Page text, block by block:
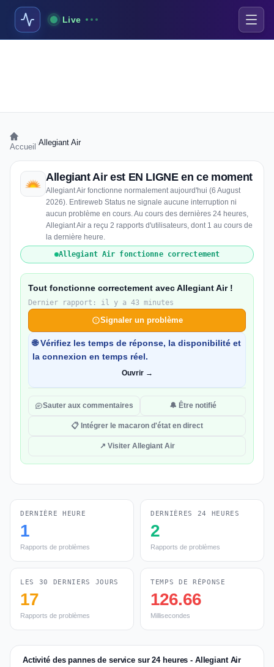
Live
Accueil Allegiant Air
Allegiant Air est EN LIGNE en ce moment
Allegiant Air fonctionne normalement aujourd'hui (6 August
2026). Entireweb Status ne signale aucune interruption ni
aucun problème en cours. Au cours des dernières 24 heures,
Allegiant Air a reçu 2 rapports d'utilisateurs, dont 1 au cours de
la dernière heure.
Allegiant Air fonctionne correctement
Tout fonctionne correctement avec Allegiant Air !
Dernier rapport: il y a 43 minutes
Signaler un problème
🌐 Vérifiez les temps de réponse, la disponibilité et
la connexion en temps réel.
Ouvrir →
Sauter aux commentaires 🔔 Être notifié
📋 Intégrer le macaron d'état en direct
↗ Visiter Allegiant Air
DERNIÈRE HEURE
1
Rapports de problèmes
DERNIÈRES 24 HEURES
2
Rapports de problèmes
LES 30 DERNIERS JOURS
17
Rapports de problèmes
TEMPS DE RÉPONSE
126.66
Millisecondes
Activité des pannes de service sur 24 heures - Allegiant Air